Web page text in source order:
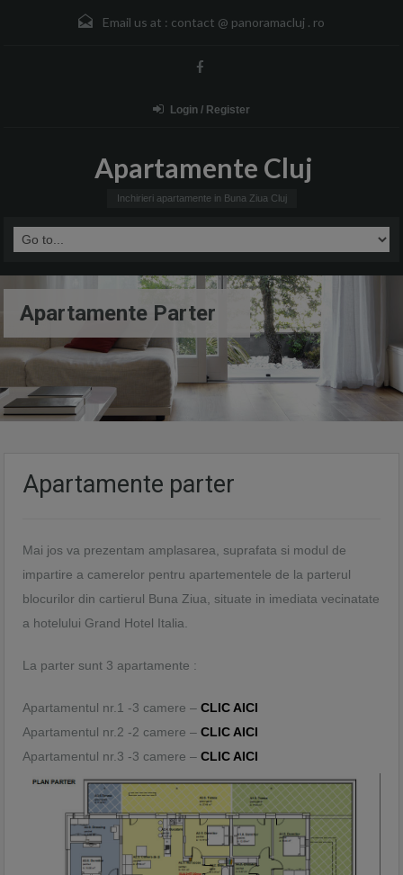
Email us at : contact @ panoramacluj . ro
Login / Register
Apartamente Cluj
Inchirieri apartamente in Buna Ziua Cluj
Apartamente Parter
Apartamente parter
Mai jos va prezentam amplasarea, suprafata si modul de
impartire a camerelor pentru apartementele de la parterul
blocurilor din cartierul Buna Ziua, situate in imediata vecinatate
a hotelului Grand Hotel Italia.
La parter sunt 3 apartamente :
Apartamentul nr.1 -3 camere – CLIC AICI
Apartamentul nr.2 -2 camere – CLIC AICI
Apartamentul nr.3 -3 camere – CLIC AICI